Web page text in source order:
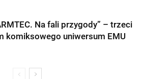
Na fali przygody” – trzeci
komiksowego uniwersum EMU